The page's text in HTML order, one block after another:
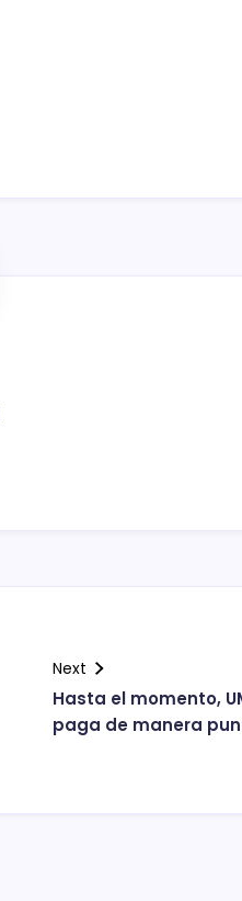
Next
Hasta el momento,
paga de manera